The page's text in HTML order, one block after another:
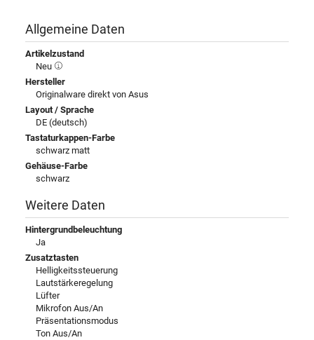
Allgemeine Daten
Artikelzustand
Neu
Hersteller
Originalware direkt von Asus
Layout / Sprache
DE (deutsch)
Tastaturkappen-Farbe
schwarz matt
Gehäuse-Farbe
schwarz
Weitere Daten
Hintergrundbeleuchtung
Ja
Zusatztasten
Helligkeitssteuerung
Lautstärkeregelung
Lüfter
Mikrofon Aus/An
Präsentationsmodus
Ton Aus/An